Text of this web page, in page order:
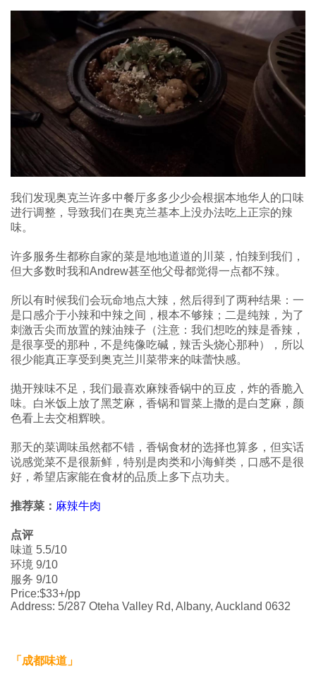
我们发现奥克兰许多中餐厅多多少少会根据本地华人的口味
进行调整，导致我们在奥克兰基本上没办法吃上正宗的辣
味。
许多服务生都称自家的菜是地地道道的川菜，怕辣到我们，
但大多数时我和Andrew甚至他父母都觉得一点都不辣。
所以有时候我们会玩命地点大辣，然后得到了两种结果：一
是口感介于小辣和中辣之间，根本不够辣；二是纯辣，为了
刺激舌尖而放置的辣油辣子（注意：我们想吃的辣是香辣，
是很享受的那种，不是纯像吃碱，辣舌头烧心那种），所以
很少能真正享受到奥克兰川菜带来的味蕾快感。
抛开辣味不足，我们最喜欢麻辣香锅中的豆皮，炸的香脆入
味。白米饭上放了黑芝麻，香锅和冒菜上撒的是白芝麻，颜
色看上去交相辉映。
那天的菜调味虽然都不错，香锅食材的选择也算多，但实话
说感觉菜不是很新鲜，特别是肉类和小海鲜类，口感不是很
好，希望店家能在食材的品质上多下点功夫。
推荐菜： 麻辣牛肉
点评
味道 5.5/10
环境 9/10
服务 9/10
Price:$33+/pp
Address: 5/287 Oteha Valley Rd, Albany, Auckland 0632
「成都味道」